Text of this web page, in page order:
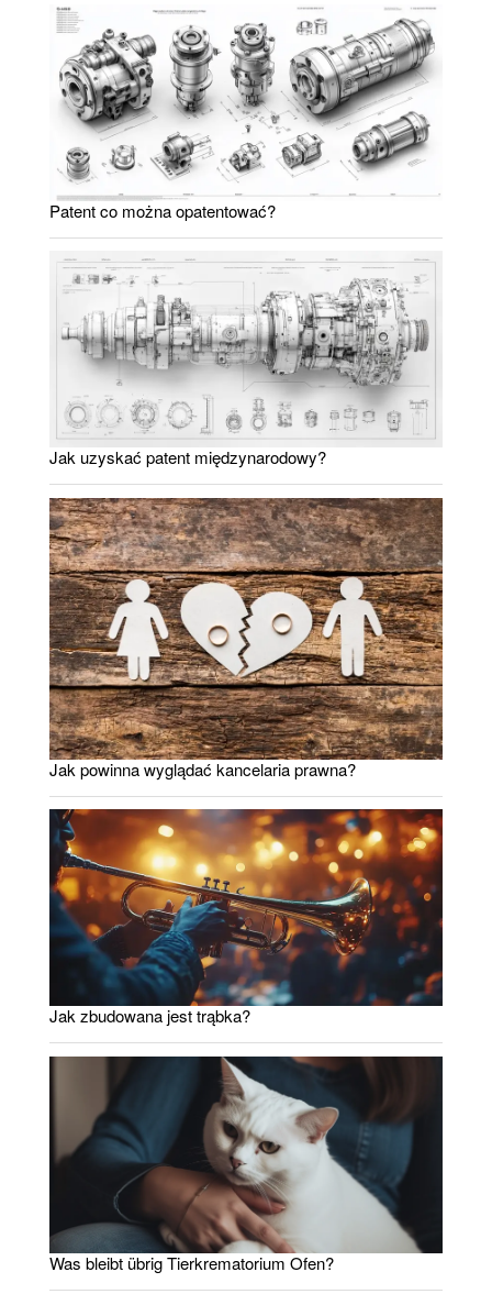
Patent co można opatentować?
Jak uzyskać patent międzynarodowy?
Jak powinna wyglądać kancelaria prawna?
Jak zbudowana jest trąbka?
Was bleibt übrig Tierkrematorium Ofen?